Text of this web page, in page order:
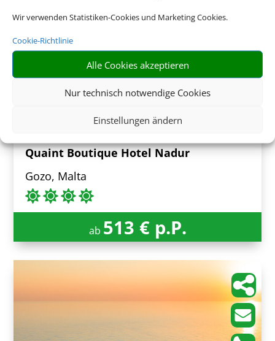
Wir verwenden Statistiken-Cookies und Marketing Cookies.
Cookie-Richtlinie
Alle Cookies akzeptieren
Nur technisch notwendige Cookies
Einstellungen ändern
8 Tage inkl. Frühstück
Quaint Boutique Hotel Nadur
Gozo, Malta
ab 513 € p.P.